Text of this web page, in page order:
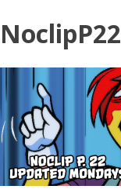
NoclipP22